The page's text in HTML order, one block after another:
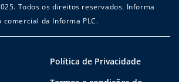
Todos os direitos reservados. Informa
da Informa PLC.
Política de Privacidade